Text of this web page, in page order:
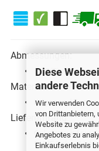
Diese
andere
Wir verwenden
von Drittanbietern,
Website zu
Angebotes zu
Einkaufserlebnis
Abmessungen:
L x B(T) x H in mm
Material:
Korpus und
Lieferumfang:
Geliefert wird nur
OHNE Deko -